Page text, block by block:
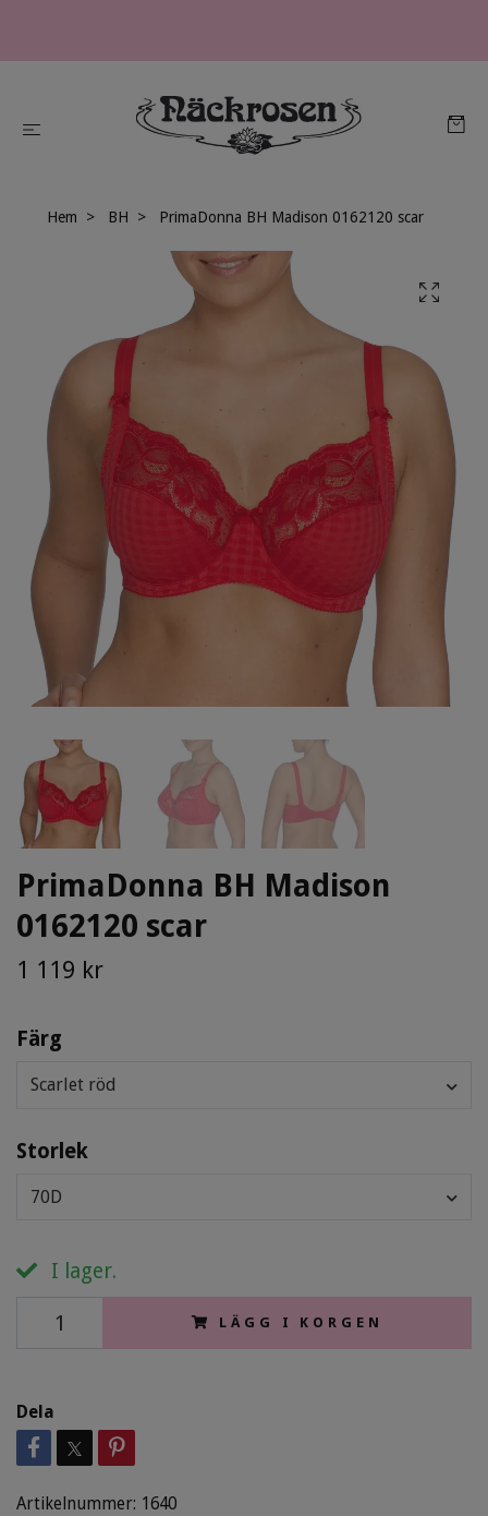
Hem BH PrimaDonna BH Madison 0162120 scar
PrimaDonna BH Madison
0162120 scar
1 119 kr
Färg
Scarlet röd
Storlek
70D
I lager.
LÄGG I KORGEN
Dela
Artikelnummer: 1640